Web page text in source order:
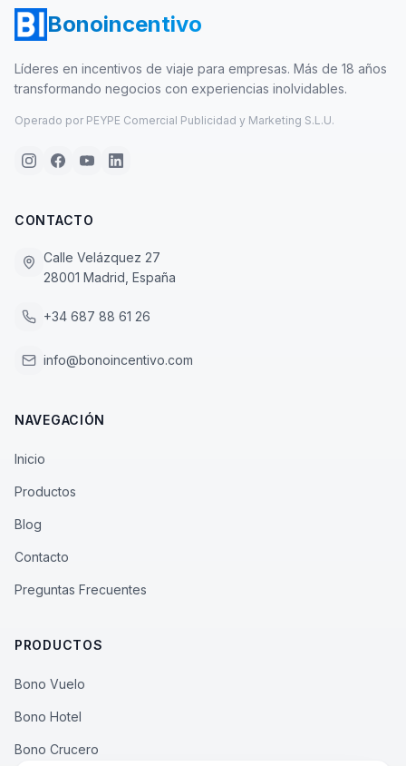
Bonoincentivo
Líderes en incentivos de viaje para empresas. Más de 18 años
transformando negocios con experiencias inolvidables.
Operado por PEYPE Comercial Publicidad y Marketing S.L.U.
CONTACTO
Calle Velázquez 27
28001 Madrid, España
+34 687 88 61 26
info@bonoincentivo.com
NAVEGACIÓN
Inicio
Productos
Blog
Contacto
Preguntas Frecuentes
PRODUCTOS
Bono Vuelo
Bono Hotel
Bono Crucero